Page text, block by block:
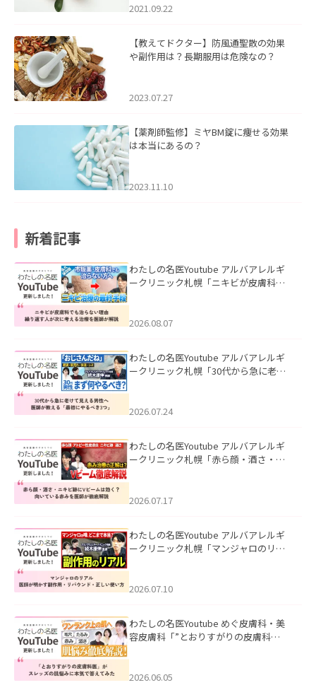
2021.09.22
【教えてドクター】防風通聖散の効果
や副作用は？長期服用は危険なの？
2023.07.27
【薬剤師監修】ミヤBM錠に痩せる効果
は本当にあるの？
2023.11.10
新着記事
わたしの名医Youtube アルバアレルギ
ークリニック札幌「ニキビが皮膚科で
ました。
2026.08.07
わたしの名医Youtube アルバアレルギ
ークリニック札幌「30代から急に老け
た。
2026.07.24
わたしの名医Youtube アルバアレルギ
ークリニック札幌「赤ら顔・酒さ・ニ
した。
2026.07.17
わたしの名医Youtube アルバアレルギ
ークリニック札幌「マンジャロのリア
た。
2026.07.10
わたしの名医Youtube めぐ皮膚科・美
容皮膚科「”とおりすがりの皮膚科
2026.06.05